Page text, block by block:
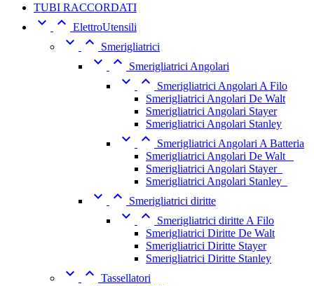
TUBI RACCORDATI
  ElettroUtensili
  Smerigliatrici
  Smerigliatrici Angolari
 
Smerigliatrici Angolari A Filo
Smerigliatrici Angolari De Walt
Smerigliatrici Angolari Stayer
Smerigliatrici Angolari Stanley
 
Smerigliatrici Angolari A Batteria
Smerigliatrici Angolari De Walt _
Smerigliatrici Angolari Stayer_
Smerigliatrici Angolari Stanley_
  Smerigliatrici diritte
 
Smerigliatrici diritte A Filo
Smerigliatrici Diritte De Walt
Smerigliatrici Diritte Stayer
Smerigliatrici Diritte Stanley
  Tassellatori